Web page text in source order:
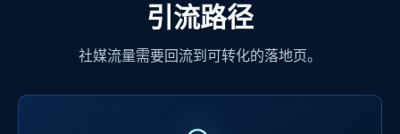
引流路径
社媒流量需要回流到可转化的落地页。